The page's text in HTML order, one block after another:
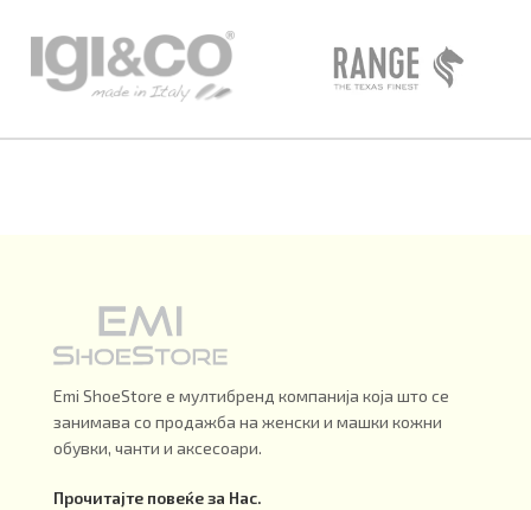
Emi ShoeStore е мултибренд компанија која што се
занимава со продажба на женски и машки кожни
обувки, чанти и аксесоари.
Прочитајте повеќе за Нас.